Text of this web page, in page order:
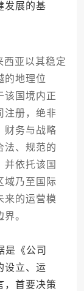
发展的基
亚以其稳定
的地理位
该国境内正
注册，绝非
财务与战略
法、规范的
并依托该国
域乃至国际
来的运营模
。
《公司
设立、运
，首要决策